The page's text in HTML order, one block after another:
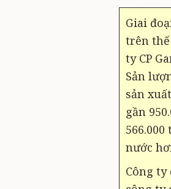
Giai
trên
ty CP
Sản
sản
gần
nước
Công ty